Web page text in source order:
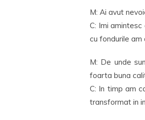
M: Ai avut
C: Imi
cu fondurile
M: De unde
foarta buna
C: In timp am
transformat in